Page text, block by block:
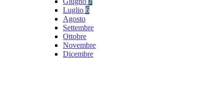
Luglio 6
Agosto
Settembre
Ottobre
Novembre
Dicembre